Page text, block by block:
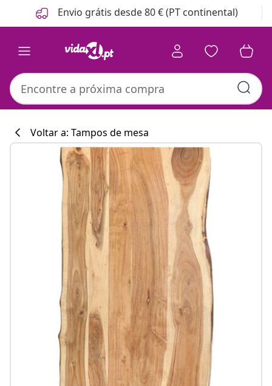
Anterior
Seguinte Envio grátis desde 80 € (PT continental)
Voltar a: Tampos de mesa